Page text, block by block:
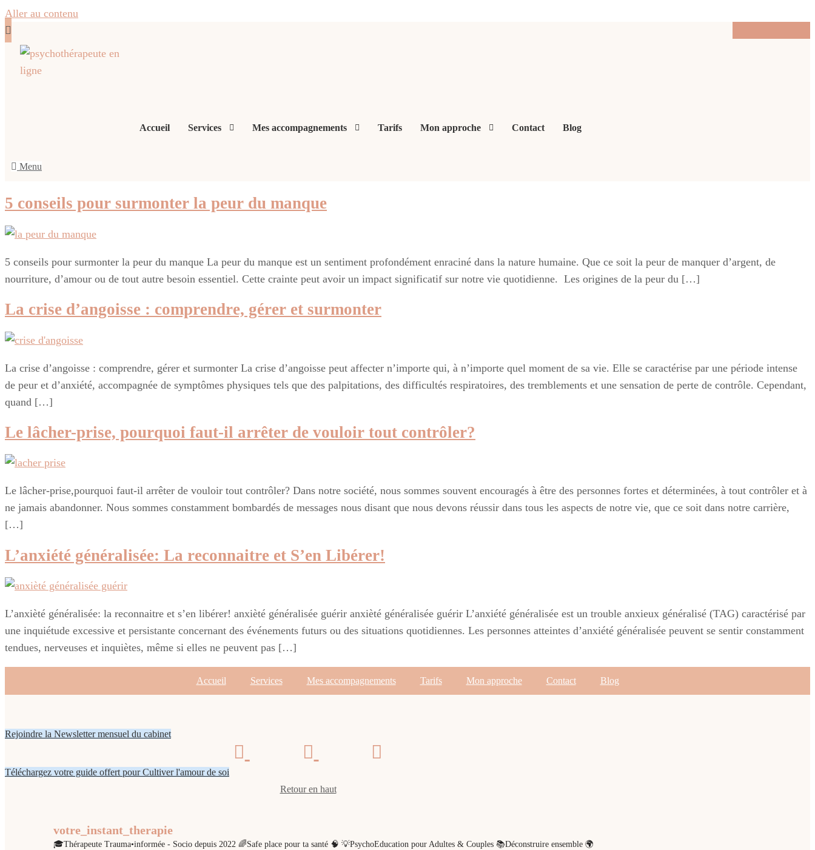
Aller au contenu
Accueil Services Mes accompagnements Tarifs Mon approche Contact Blog
Menu
5 conseils pour surmonter la peur du manque
5 conseils pour surmonter la peur du manque La peur du manque est un sentiment profondément enraciné dans la nature humaine. Que ce soit la peur de manquer d’argent, de
nourriture, d’amour ou de tout autre besoin essentiel. Cette crainte peut avoir un impact significatif sur notre vie quotidienne. Les origines de la peur du […]
La crise d’angoisse : comprendre, gérer et surmonter
La crise d’angoisse : comprendre, gérer et surmonter La crise d’angoisse peut affecter n’importe qui, à n’importe quel moment de sa vie. Elle se caractérise par une période intense
de peur et d’anxiété, accompagnée de symptômes physiques tels que des palpitations, des difficultés respiratoires, des tremblements et une sensation de perte de contrôle. Cependant,
quand […]
Le lâcher-prise, pourquoi faut-il arrêter de vouloir tout contrôler?
Le lâcher-prise,pourquoi faut-il arrêter de vouloir tout contrôler? Dans notre société, nous sommes souvent encouragés à être des personnes fortes et déterminées, à tout contrôler et à
ne jamais abandonner. Nous sommes constamment bombardés de messages nous disant que nous devons réussir dans tous les aspects de notre vie, que ce soit dans notre carrière,
[…]
L’anxiété généralisée: La reconnaitre et S’en Libérer!
L’anxièté généralisée: la reconnaitre et s’en libérer! anxièté généralisée guérir anxièté généralisée guérir L’anxiété généralisée est un trouble anxieux généralisé (TAG) caractérisé par
une inquiétude excessive et persistante concernant des événements futurs ou des situations quotidiennes. Les personnes atteintes d’anxiété généralisée peuvent se sentir constamment
tendues, nerveuses et inquiètes, même si elles ne peuvent pas […]
Accueil Services Mes accompagnements Tarifs Mon approche Contact Blog
Rejoindre la Newsletter mensuel du cabinet
Téléchargez votre guide offert pour Cultiver l'amour de soi
Retour en haut
votre_instant_therapie
🎓Thérapeute Trauma•informée - Socio depuis 2022 🌈Safe place pour ta santé 🧠 💡PsychoEducation pour Adultes & Couples 📚Déconstruire ensemble 🌍